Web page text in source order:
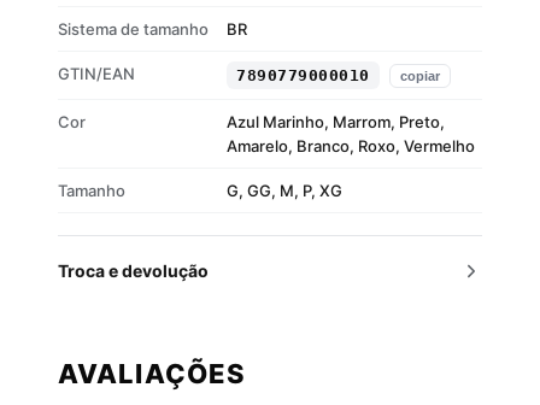
Sistema de tamanho BR
GTIN/EAN 7890779000010 copiar
Cor
Azul Marinho, Marrom, Preto,
Amarelo, Branco, Roxo, Vermelho
Tamanho G, GG, M, P, XG
Troca e devolução
AVALIAÇÕES